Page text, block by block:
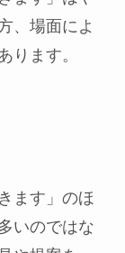
、場面によ
ります。
ます」のほ
いのではな